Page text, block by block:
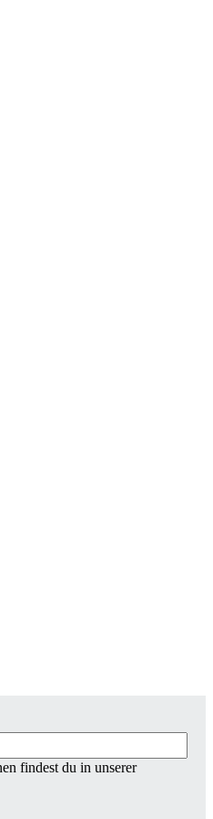
findest du in unserer